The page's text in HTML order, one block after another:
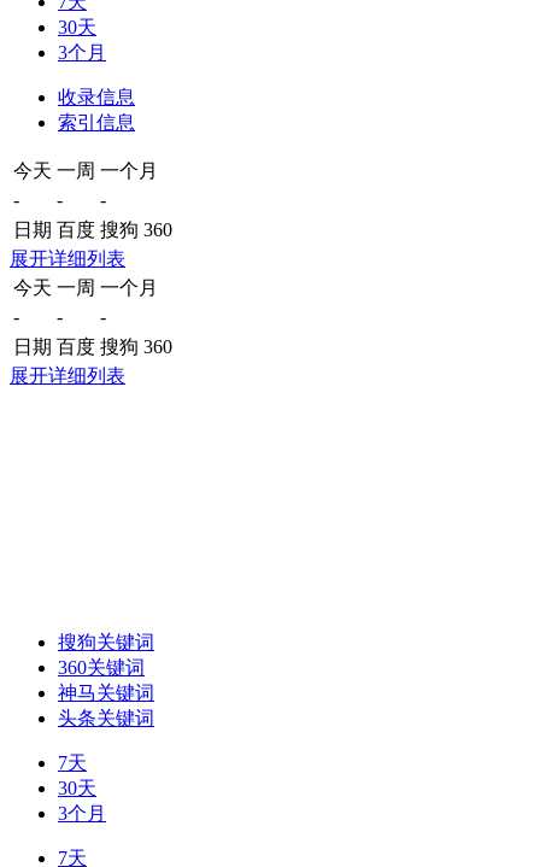
30天
3个月
收录信息
索引信息
今天 一周 一个月
-
-
-
日期 百度 搜狗 360
展开详细列表
今天 一周 一个月
-
-
-
日期 百度 搜狗 360
展开详细列表
搜狗关键词
360关键词
神马关键词
头条关键词
7天
30天
3个月
7天